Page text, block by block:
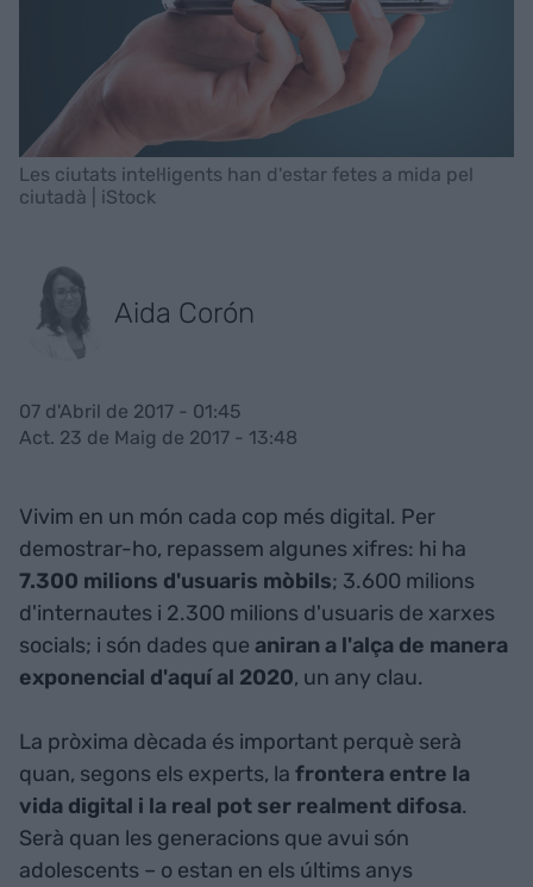
Les ciutats intel·ligents han d'estar fetes a mida pel
ciutadà | iStock
Aida Corón
07 d'Abril de 2017 - 01:45
Act. 23 de Maig de 2017 - 13:48
Vivim en un món cada cop més digital. Per
demostrar-ho, repassem algunes xifres: hi ha
7.300 milions d'usuaris mòbils; 3.600 milions
d'internautes i 2.300 milions d'usuaris de xarxes
socials; i són dades que aniran a l'alça de manera
exponencial d'aquí al 2020, un any clau.
La pròxima dècada és important perquè serà
quan, segons els experts, la frontera entre la
vida digital i la real pot ser realment difosa.
Serà quan les generacions que avui són
adolescents – o estan en els últims anys